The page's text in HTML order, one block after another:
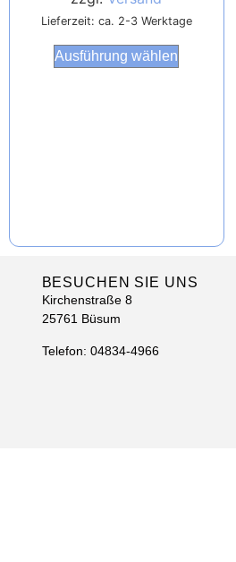
Lieferzeit: ca. 2-3 Werktage
Ausführung wählen
BESUCHEN SIE UNS
Kirchenstraße 8
25761 Büsum
Telefon: 04834-4966